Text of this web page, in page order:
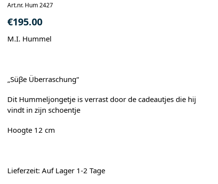
Art.nr. Hum 2427
€195.00
M.I. Hummel
„Süβe Überraschung“
Dit Hummeljongetje is verrast door de cadeautjes die hij
vindt in zijn schoentje
Hoogte 12 cm
Lieferzeit: Auf Lager 1-2 Tage